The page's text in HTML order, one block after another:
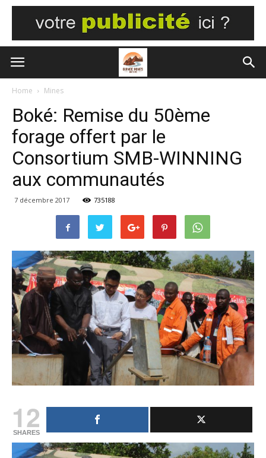
Home Mines
Boké: Remise du 50ème
forage offert par le
Consortium SMB-WINNING
aux communautés
7 décembre 2017 735188
12
SHARES